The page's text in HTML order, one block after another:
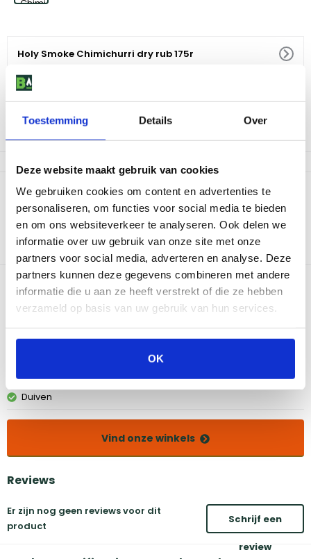
Toestemming Details Over
Deze website maakt gebruik van cookies
We gebruiken cookies om content en advertenties te
personaliseren, om functies voor social media te bieden
en om ons websiteverkeer te analyseren. Ook delen we
informatie over uw gebruik van onze site met onze
partners voor social media, adverteren en analyse. Deze
partners kunnen deze gegevens combineren met andere
informatie die u aan ze heeft verstrekt of die ze hebben
verzameld op basis van uw gebruik van hun services.
OK
Holy Smoke Chimichurri dry rub 175r
13,49
Alleen afhalen mogelijk
Af te halen in 5 winkels
Productomschrijving
Wrijf deze smakelijke rub royaal over vlees, gevogelte of vis voor
een extra kick. Ook perfect als basis voor een pittige chimichurri-
saus. Alleen verkrijgbaar in geselecteerde winkels.
Bekijk dit product in onze winkels
Amsterdam
Doetinchem
Duiven
Eindhoven
Utrecht
Vind onze winkels
Reviews
Er zijn nog geen reviews voor dit
product
Schrijf een
review